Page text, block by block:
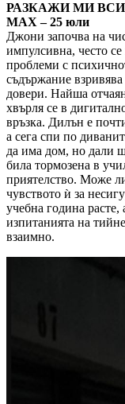
РАЗКАЖИ МИ
MAX – 25 юли
Джони започва на
импулсивна, често
проблеми с
съдържание
довери. Найша
хвърля се в
връзка. Дилън е
а сега спи по
да има дом, но дали
била тормозена в
приятелство. Може
чувството ѝ за
учебна година расте,
изпитанията на
взаимно.